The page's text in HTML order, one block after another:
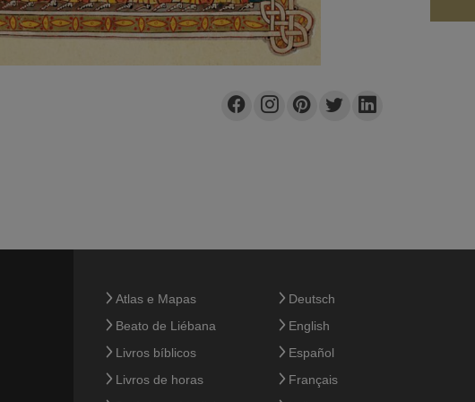
Atlas e Mapas
Beato de Liébana
Livros bíblicos
Livros de horas
Deutsch
English
Español
Français